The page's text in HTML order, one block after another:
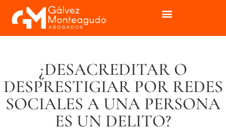
¿DESACREDITAR O
DESPRESTIGIAR POR REDES
SOCIALES A UNA PERSONA
ES UN DELITO?